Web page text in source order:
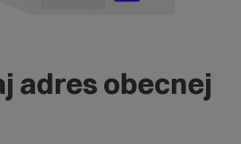
adres obecnej